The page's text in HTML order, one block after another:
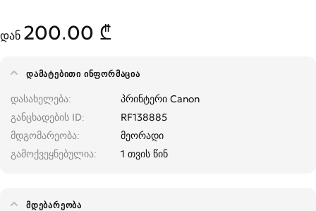
დან 200.00 ₾
ᲓᲐᲛᲐᲢᲔᲑᲘᲗᲘ ᲘᲜᲤᲝᲠᲛᲐᲪᲘᲐ
დასახელება
პრინტერი Canon
განცხადების ID
RF138885
მდგომარეობა
მეორადი
გამოქვეყნებულია
1 თვის წინ
ᲛᲓᲔᲑᲐᲠᲔᲝᲑᲐ